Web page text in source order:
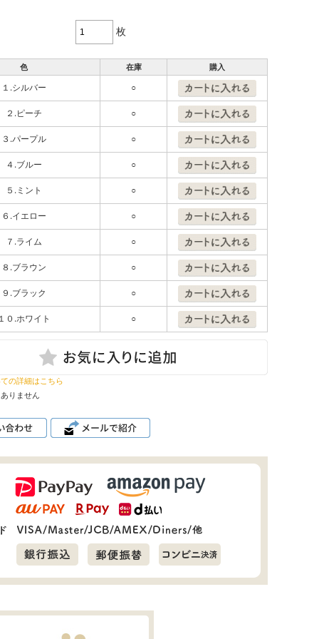
枚
色 在庫 購入
１.シルバー ○
２.ピーチ ○
３.パープル ○
４.ブルー ○
５.ミント ○
６.イエロー ○
７.ライム ○
８.ブラウン ○
９.ブラック ○
０.ホワイト ○
の詳細はこちら
りません